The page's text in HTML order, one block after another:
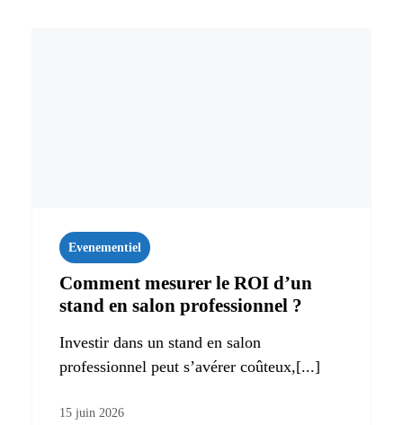
Evenementiel
Comment mesurer le ROI d’un
stand en salon professionnel ?
Investir dans un stand en salon
professionnel peut s’avérer coûteux,[...]
15 juin 2026